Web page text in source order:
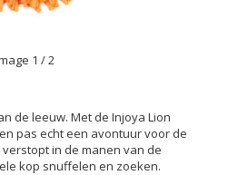
1 / 2
de leeuw. Met de Injoya Lion
pas echt een avontuur voor de
in de manen van de
kop snuffelen en zoeken.